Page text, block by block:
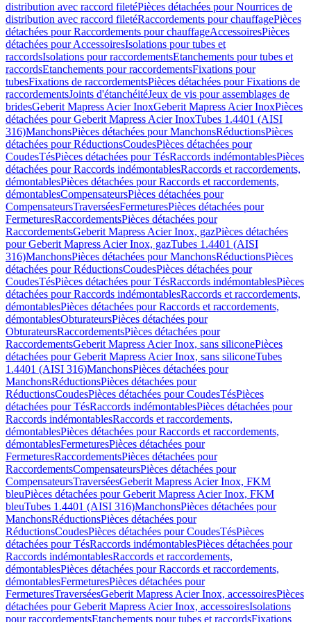
distribution avec raccord filetéPièces détachées pour Nourrices de
distribution avec raccord filetéRaccordements pour chauffagePièces
détachées pour Raccordements pour chauffageAccessoiresPièces
détachées pour AccessoiresIsolations pour tubes et
raccordsIsolations pour raccordementsEtanchements pour tubes et
raccordsEtanchements pour raccordementsFixations pour
tubesFixations de raccordementsPièces détachées pour Fixations de
raccordementsJoints d'étanchéitéJeux de vis pour assemblages de
bridesGeberit Mapress Acier InoxGeberit Mapress Acier InoxPièces
détachées pour Geberit Mapress Acier InoxTubes 1.4401 (AISI
316)ManchonsPièces détachées pour ManchonsRéductionsPièces
détachées pour RéductionsCoudesPièces détachées pour
CoudesTésPièces détachées pour TésRaccords indémontablesPièces
détachées pour Raccords indémontablesRaccords et raccordements,
démontablesPièces détachées pour Raccords et raccordements,
démontablesCompensateursPièces détachées pour
CompensateursTraverséesFermeturesPièces détachées pour
FermeturesRaccordementsPièces détachées pour
RaccordementsGeberit Mapress Acier Inox, gazPièces détachées
pour Geberit Mapress Acier Inox, gazTubes 1.4401 (AISI
316)ManchonsPièces détachées pour ManchonsRéductionsPièces
détachées pour RéductionsCoudesPièces détachées pour
CoudesTésPièces détachées pour TésRaccords indémontablesPièces
détachées pour Raccords indémontablesRaccords et raccordements,
démontablesPièces détachées pour Raccords et raccordements,
démontablesObturateursPièces détachées pour
ObturateursRaccordementsPièces détachées pour
RaccordementsGeberit Mapress Acier Inox, sans siliconePièces
détachées pour Geberit Mapress Acier Inox, sans siliconeTubes
1.4401 (AISI 316)ManchonsPièces détachées pour
ManchonsRéductionsPièces détachées pour
RéductionsCoudesPièces détachées pour CoudesTésPièces
détachées pour TésRaccords indémontablesPièces détachées pour
Raccords indémontablesRaccords et raccordements,
démontablesPièces détachées pour Raccords et raccordements,
démontablesFermeturesPièces détachées pour
FermeturesRaccordementsPièces détachées pour
RaccordementsCompensateursPièces détachées pour
CompensateursTraverséesGeberit Mapress Acier Inox, FKM
bleuPièces détachées pour Geberit Mapress Acier Inox, FKM
bleuTubes 1.4401 (AISI 316)ManchonsPièces détachées pour
ManchonsRéductionsPièces détachées pour
RéductionsCoudesPièces détachées pour CoudesTésPièces
détachées pour TésRaccords indémontablesPièces détachées pour
Raccords indémontablesRaccords et raccordements,
démontablesPièces détachées pour Raccords et raccordements,
démontablesFermeturesPièces détachées pour
FermeturesTraverséesGeberit Mapress Acier Inox, accessoiresPièces
détachées pour Geberit Mapress Acier Inox, accessoiresIsolations
pour raccordementsEtanchements pour tubes et raccordsFixations